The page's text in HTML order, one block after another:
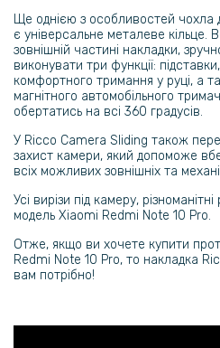
Силіконовий ремінець Silicone для
183 грн
229 грн
Протиударний чохол - накладка
144 грн
169 грн
Black
Ще однією з особливостей чохла
є універсальне металеве кільце.
зовнішній частині накладки,
виконувати три функції:
комфортного тримання у руці, а
магнітного автомобільного
обертатись на всі 360 градусів.
У Ricco Camera Sliding також
захист камери, який допоможе
всіх можливих зовнішніх та
Усі вирізи під камеру,
модель Xiaomi Redmi Note 10 Pro.
Отже, якщо ви хочете купити
Redmi Note 10 Pro, то накладка
вам потрібно!